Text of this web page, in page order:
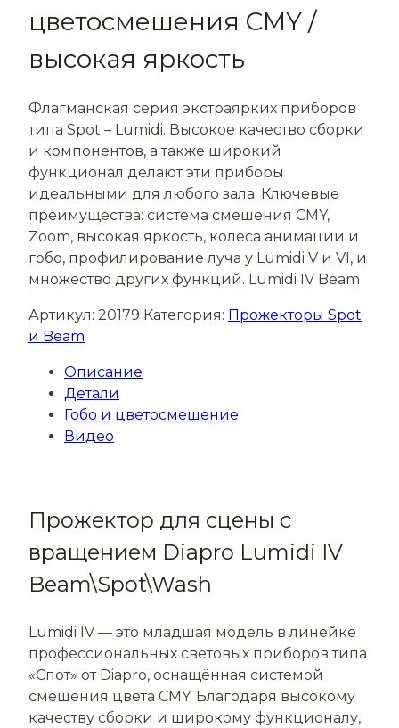
цветосмешения CMY /
высокая яркость
Флагманская серия экстраярких приборов
типа Spot – Lumidi. Высокое качество сборки
и компонентов, а также широкий
функционал делают эти приборы
идеальными для любого зала. Ключевые
преимущества: система смешения CMY,
Zoom, высокая яркость, колеса анимации и
гобо, профилирование луча у Lumidi V и VI, и
множество других функций. Lumidi IV Beam
Артикул: 20179 Категория: Прожекторы Spot
и Beam
Описание
Детали
Гобо и цветосмешение
Видео
Прожектор для сцены с
вращением Diapro Lumidi IV
Beam\Spot\Wash
Lumidi IV — это младшая модель в линейке
профессиональных световых приборов типа
«Спот» от Diapro, оснащённая системой
смешения цвета CMY. Благодаря высокому
качеству сборки и широкому функционалу,